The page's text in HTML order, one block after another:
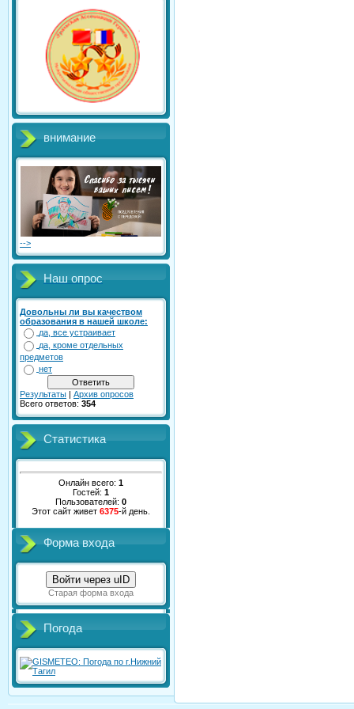
внимание
-->
Наш опрос
Довольны ли вы качеством
образования в нашей школе:
да, все устраивает
да, кроме отдельных
предметов
нет
Результаты | Архив опросов
Всего ответов: 354
Статистика
Онлайн всего: 1
Гостей: 1
Пользователей: 0
Этот сайт живет 6375-й день.
Форма входа
Войти через uID
Старая форма входа
Погода